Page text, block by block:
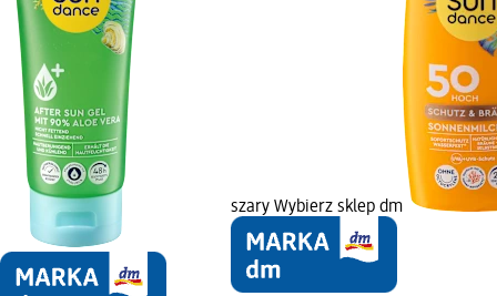
szary Wybierz sklep dm